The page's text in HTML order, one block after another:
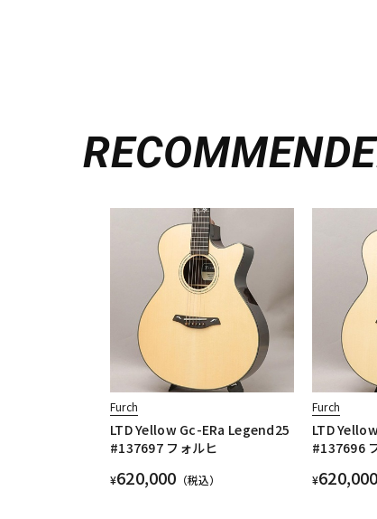
Furch
LTD Yellow Gc-ERa Legend25
#137697 フォルヒ
¥620,000 （税込）
Furch
LTD
#137696
¥620,000